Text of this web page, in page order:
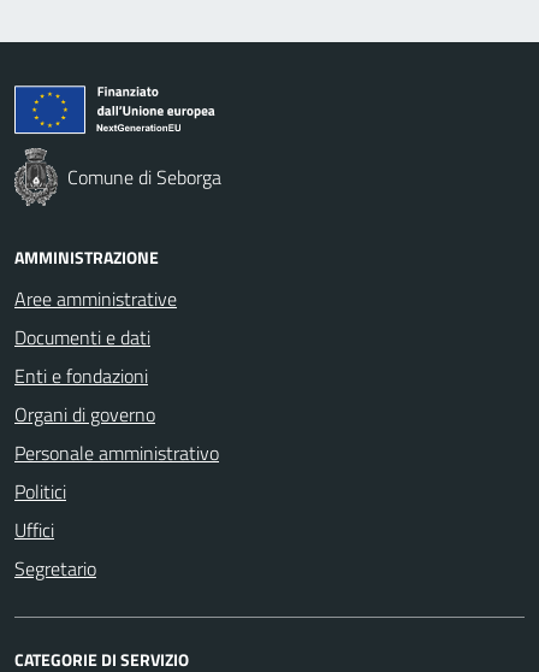
Comune di Seborga
AMMINISTRAZIONE
Aree amministrative
Documenti e dati
Enti e fondazioni
Organi di governo
Personale amministrativo
Politici
Uffici
Segretario
CATEGORIE DI SERVIZIO